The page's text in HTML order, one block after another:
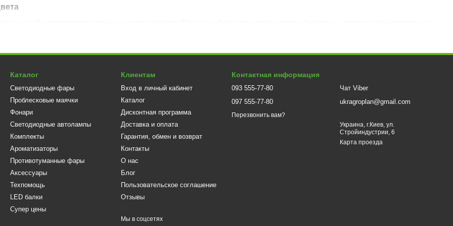
платформы
разных цветов маячков
сменить цвет маячка
в любую погоду
или раму
на:
Каталог
Светодиодные фары
Проблесковые маячки
Фонари
Светодиодные автолампы
Комплекты
Ароматизаторы
Противотуманные фары
Аксессуары
Техпомощь
LED балки
Супер цены
Клиентам
Вход в личный кабинет
Каталог
Дисконтная программа
Доставка и оплата
Гарантия, обмен и возврат
Контакты
О нас
Блог
Пользовательское соглашение
Отзывы
Мы в соцсетях
Контактная информация
093 555-77-80
097 555-77-80
Перезвонить вам?
Чат Viber
ukragroplan@gmail.com
Украина, г.Киев, ул.
Стройиндустрии, 6
Карта проезда